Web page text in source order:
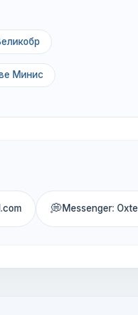
Минис
💭Messenger: